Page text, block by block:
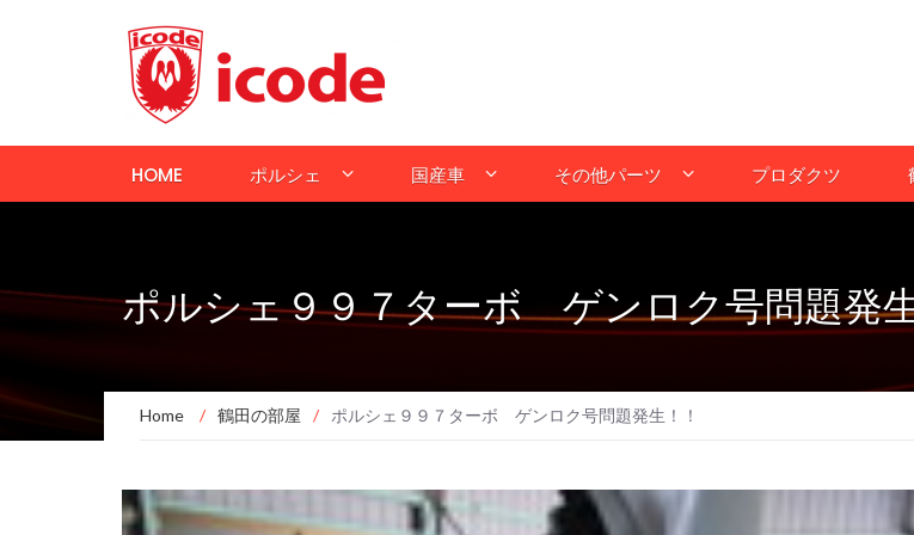
HOME ポルシェ 国産車 その他パーツ プロダクツ
ポルシェ９９７ターボ ゲンロク号問題発
Home / 鶴田の部屋 / ポルシェ９９７ターボ ゲンロク号問題発生！！